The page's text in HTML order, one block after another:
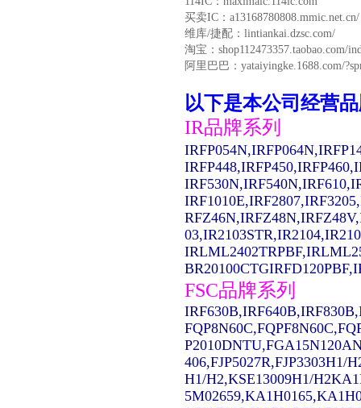
买卖IC：a13168780808.mmic.net.cn/
维库/捷配：lintiankai.dzsc.com/
淘宝：shop112473357.taobao.com/
阿里巴巴：yataiyingke.1688.com/
以下是本公司经营
IR品牌系列
FSC品牌系列
406,FJP5027R,FJP3303H1/
H1/H2,KSE13009H1/